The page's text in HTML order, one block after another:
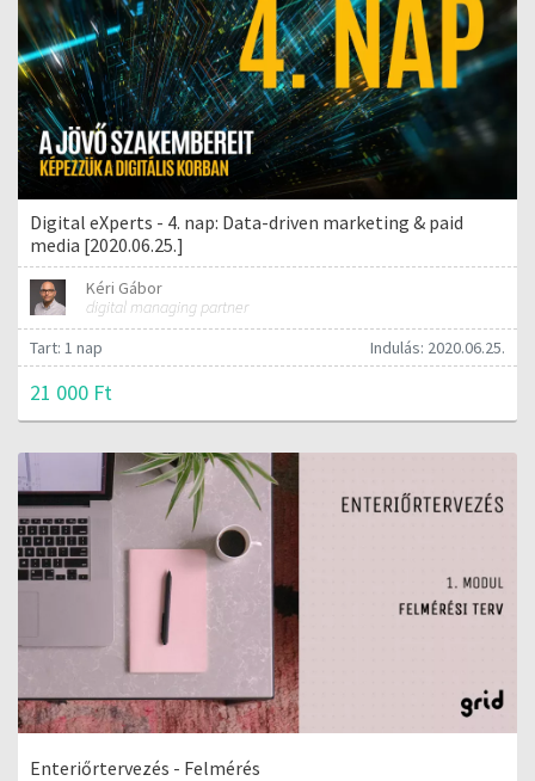
Digital eXperts - 4. nap: Data-driven marketing & paid
media [2020.06.25.]
Kéri Gábor
digital managing partner
Tart: 1 nap
Indulás: 2020.06.25.
21 000 Ft
Enteriőrtervezés - Felmérés